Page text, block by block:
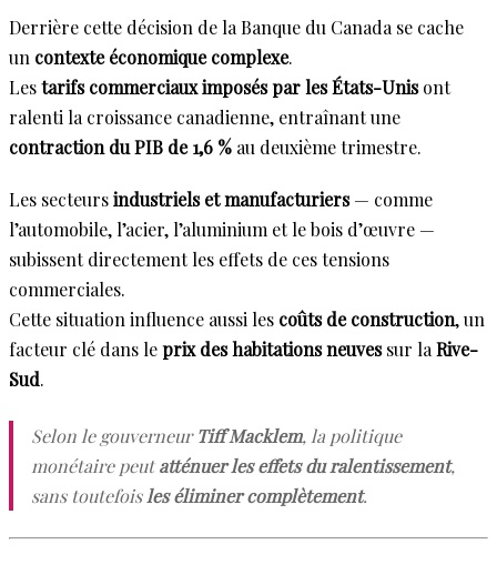
Derrière cette décision de la Banque du Canada se cache
un contexte économique complexe.
Lestarifs commerciaux imposés par les États-Unisont
ralenti la croissance canadienne, entraînant une
contraction du PIB de 1,6 % au deuxième trimestre.
Les secteursindustriels et manufacturiers— comme
l’automobile, l’acier, l’aluminium et le bois d’œuvre —
subissent directement les effets de ces tensions
commerciales.
Cette situation influence aussi les coûts de construction, un
facteur clé dans leprix des habitations neuvessur la Rive-
Sud.
Selon le gouverneurTiff Macklem, la politique
monétaire peutatténuer les effets du ralentissement,
sans toutefoisles éliminer complètement.